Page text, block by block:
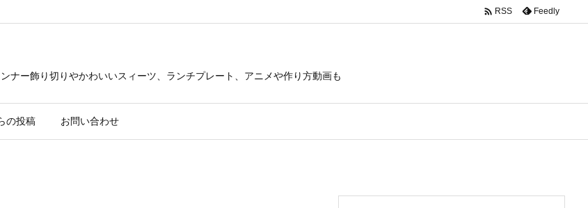
ー飾り切りやかわいいスィーツ、ランチプレート、アニメや作り方動画も
の投稿 お問い合わせ
 RSS Feedly